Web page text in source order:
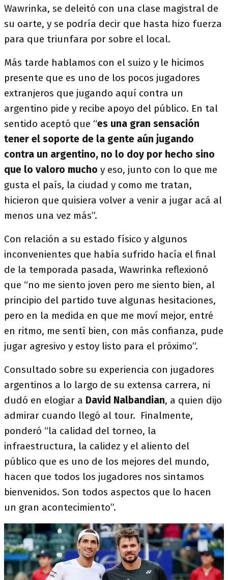
Wawrinka, se deleitó con una clase magistral de
su oarte, y se podría decir que hasta hizo fuerza
para que triunfara por sobre el local.
Más tarde hablamos con el suizo y le hicimos
presente que es uno de los pocos jugadores
extranjeros que jugando aquí contra un
argentino pide y recibe apoyo del público. En tal
sentido aceptó que “es una gran sensación
tener el soporte de la gente aún jugando
contra un argentino, no lo doy por hecho sino
que lo valoro mucho y eso, junto con lo que me
gusta el país, la ciudad y como me tratan,
hicieron que quisiera volver a venir a jugar acá al
menos una vez más”.
Con relación a su estado físico y algunos
inconvenientes que había sufrido hacía el final
de la temporada pasada, Wawrinka reflexionó
que “no me siento joven pero me siento bien, al
principio del partido tuve algunas hesitaciones,
pero en la medida en que me moví mejor, entré
en ritmo, me sentí bien, con más confianza, pude
jugar agresivo y estoy listo para el próximo”.
Consultado sobre su experiencia con jugadores
argentinos a lo largo de su extensa carrera, ni
dudó en elogiar a David Nalbandian, a quien dijo
admirar cuando llegó al tour. Finalmente,
ponderó “la calidad del torneo, la
infraestructura, la calidez y el aliento del
público que es uno de los mejores del mundo,
hacen que todos los jugadores nos sintamos
bienvenidos. Son todos aspectos que lo hacen
un gran acontecimiento”.